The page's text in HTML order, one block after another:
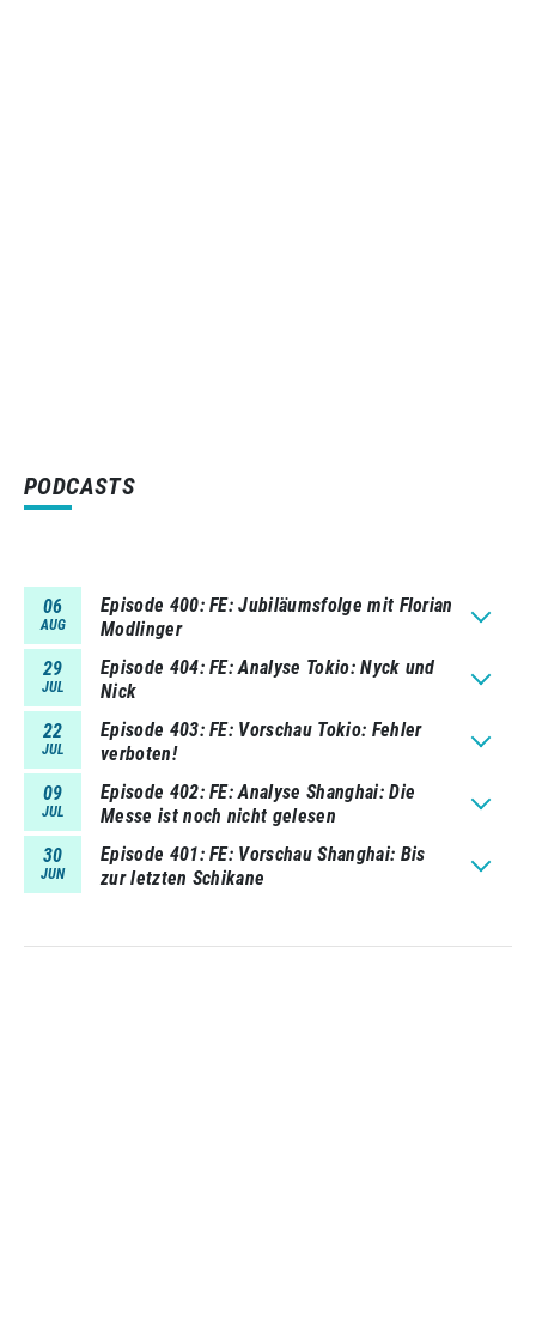
PODCASTS
06
AUG
Episode 400 FE: Jubiläumsfolge mit Florian
Modlinger
29
JUL
Episode 404 FE: Analyse Tokio: Nyck und
Nick
22
JUL
Episode 403 FE: Vorschau Tokio: Fehler
verboten!
09
JUL
Episode 402 FE: Analyse Shanghai: Die
Messe ist noch nicht gelesen
30
JUN
Episode 401 FE: Vorschau Shanghai: Bis
zur letzten Schikane